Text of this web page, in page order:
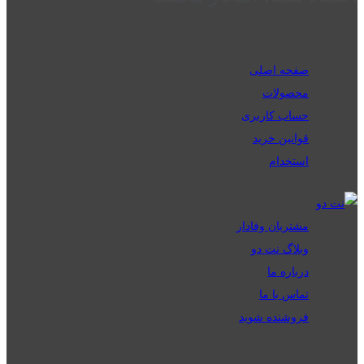
صفحه اصلی
محصولات
حساب کاربری
قوانین خرید
استخدام
مشتریان وفادار
وبلاگ نت دو
درباره ما
تماس با ما
فروشنده شوید